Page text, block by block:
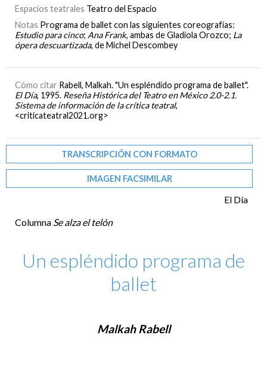
Espacios teatrales Teatro del Espacio
Notas Programa de ballet con las siguientes coreografías:
Estudio para cinco; Ana Frank, ambas de Gladiola Orozco; La
ópera descuartizada, de Michel Descombey
Cómo citar Rabell, Malkah. "Un espléndido programa de ballet".
El Día, 1995. Reseña Histórica del Teatro en México 2.0-2.1.
Sistema de información de la crítica teatral,
<criticateatral2021.org>
TRANSCRIPCIÓN CON FORMATO
IMAGEN FACSIMILAR
El Día
Columna Se alza el telón
Un espléndido programa de
ballet
Malkah Rabell